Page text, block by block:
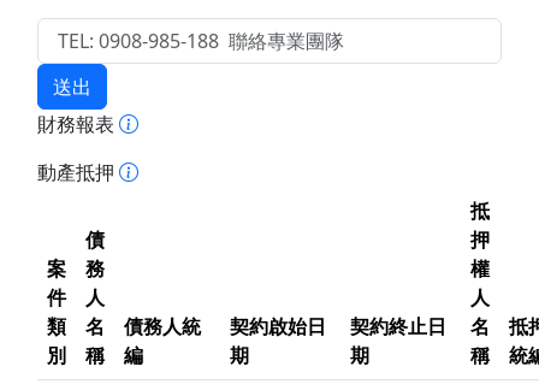
送出
財務報表
動產抵押
案
件
類
別
債
務
人
名
稱
債務人統
編
契約啟始日
期
契約終止日
期
抵
押
權
人
名
稱
抵
統